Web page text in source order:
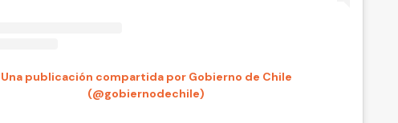
Una publicación compartida por Gobierno de Chile
(@gobiernodechile)